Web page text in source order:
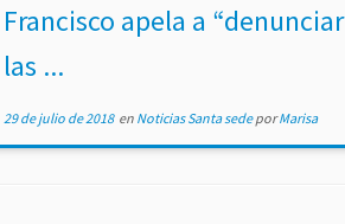
Francisco apela a “denunciar
las ...
29 de julio de 2018en Noticias Santa sedeporMarisa